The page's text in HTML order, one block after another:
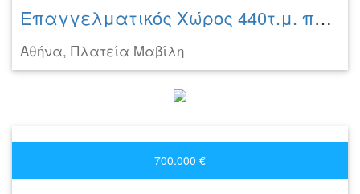
Επαγγελματικός Χώρος 440τ.μ. προς πώληση
Αθήνα, Πλατεία Μαβίλη
700.000 €